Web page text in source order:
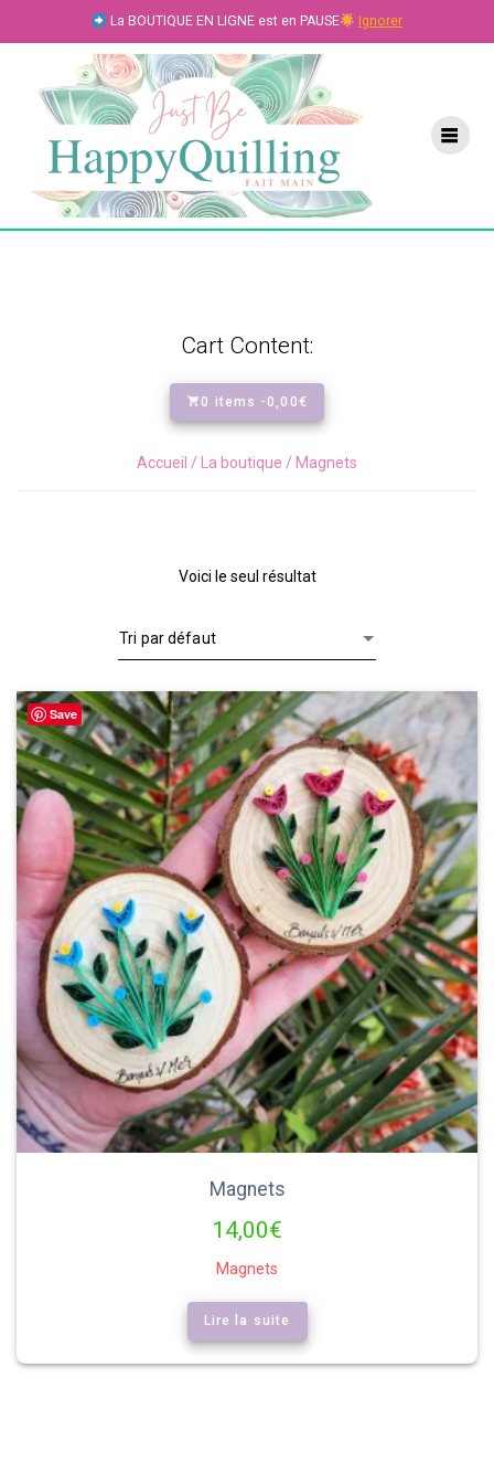
content
La BOUTIQUE EN LIGNE est en PAUSE Ignorer
Cart Content:
0 items -0,00€
Accueil / La boutique / Magnets
Voici le seul résultat
Save
Magnets
14,00€
Magnets
Lire la suite